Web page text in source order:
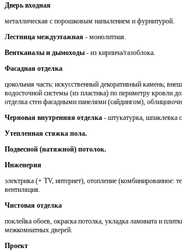
Дверь входная
металлическая с порошковым напылением и фурнитурой.
Лестница междуэтажная - монолитная.
Вентканалы и дымоходы - из кирпича/газоблока.
Фасадная отделка
цокольная часть: искусственный декоративный камень;
водосточной системы (из пластика) по периметру
отделка стен фасадными панелями (сайдингом),
Черновая внутренняя отделка - штукатурка, шпаклевка
Утепленная стяжка пола.
Подвесной (натяжной) потолок.
Инженерия
электрика (+ TV, интернет), отопление (комбинированное:
вентиляция.
Чистовая отделка
поклейка обоев, окраска потолка, укладка ламината и
межкомнатных дверей.
Проект